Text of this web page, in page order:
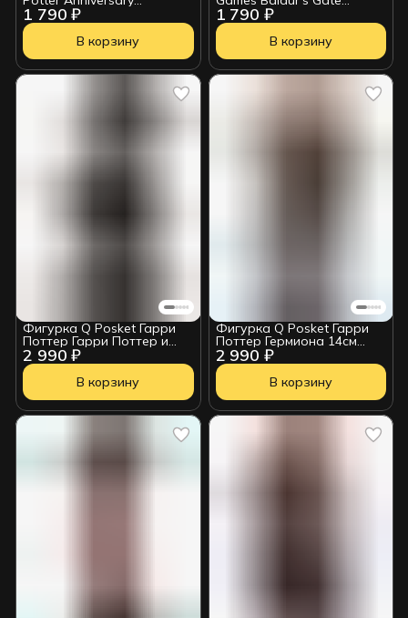
1 790 ₽
Hermione Granger w/Wand
(133) 57367
В корзину
1 790 ₽
Astarion w/Chase (1017)
84955
В корзину
2 990 ₽
Фигурка Q Posket Гарри
Поттер Гарри Поттер и
Букля 14см BP35894P
В корзину
2 990 ₽
Фигурка Q Posket Гарри
Поттер Гермиона 14см
BP35691P
В корзину